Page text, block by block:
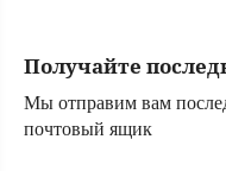
Получайте
Мы отправим вам
почтовый ящик